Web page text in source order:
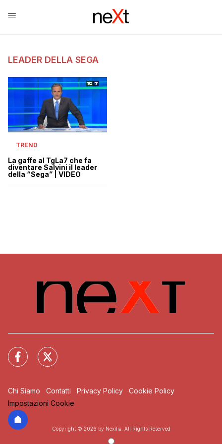
LEADER DELLA SEGA
TREND
La gaffe al TgLa7 che fa
diventare Salvini il leader
della “Sega” | VIDEO
Chi Siamo Contatti Privacy Policy
Cookie Policy
Impostazioni Cookie
Copyright © 2026 by Nexilia. All Rights Reserved